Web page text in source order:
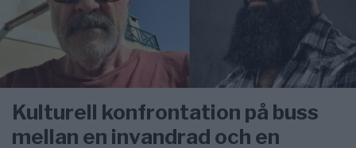
Kulturell konfrontation på buss
mellan en invandrad och en